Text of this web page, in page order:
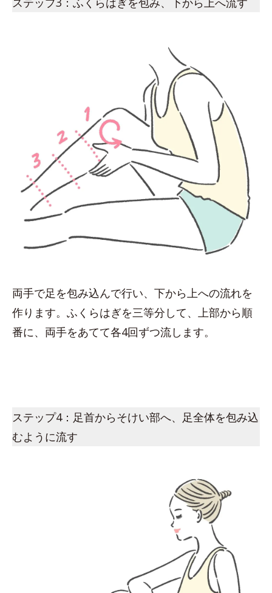
両手で足を包み込んで行い、下から上への流れを
作ります。ふくらはぎを三等分して、上部から順
番に、両手をあてて各4回ずつ流します。
ステップ4：足首からそけい部へ、足全体を包み込
むように流す